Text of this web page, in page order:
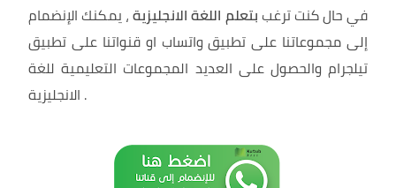
في حال كنت ترغب بتعلم اللغة الانجليزية، يمكنك الإنضمام
إلى مجموعاتنا على تطبيق واتساب او قنواتنا على تطبيق
تيلجرام والحصول على العديد المجموعات التعليمية للغة
.